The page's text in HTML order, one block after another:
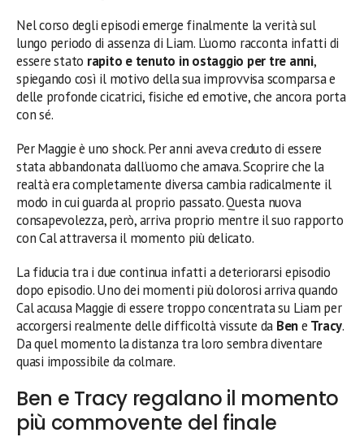
Nel corso degli episodi emerge finalmente la verità sul
lungo periodo di assenza di Liam. L’uomo racconta infatti di
essere stato rapito e tenuto in ostaggio per tre anni,
spiegando così il motivo della sua improvvisa scomparsa e
delle profonde cicatrici, fisiche ed emotive, che ancora porta
con sé.
Per Maggie è uno shock. Per anni aveva creduto di essere
stata abbandonata dall’uomo che amava. Scoprire che la
realtà era completamente diversa cambia radicalmente il
modo in cui guarda al proprio passato. Questa nuova
consapevolezza, però, arriva proprio mentre il suo rapporto
con Cal attraversa il momento più delicato.
La fiducia tra i due continua infatti a deteriorarsi episodio
dopo episodio. Uno dei momenti più dolorosi arriva quando
Cal accusa Maggie di essere troppo concentrata su Liam per
accorgersi realmente delle difficoltà vissute da Bene Tracy.
Da quel momento la distanza tra loro sembra diventare
quasi impossibile da colmare.
Ben e Tracy regalano il momento
più commovente del finale